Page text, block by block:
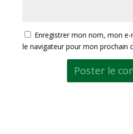
Enregistrer mon nom, mon
le navigateur pour mon prochain